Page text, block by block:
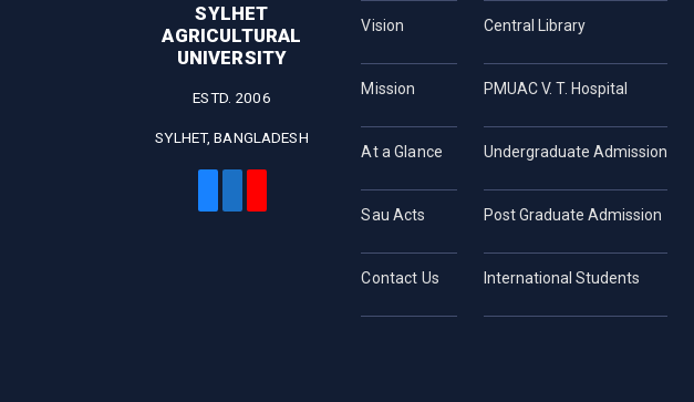
SYLHET
AGRICULTURAL
UNIVERSITY
ESTD. 2006
SYLHET, BANGLADESH
Vision
Mission
At a Glance
Sau Acts
Contact Us
Central Library
PMUAC V. T. Hospital
Undergraduate Admission
Post Graduate Admission
International Students